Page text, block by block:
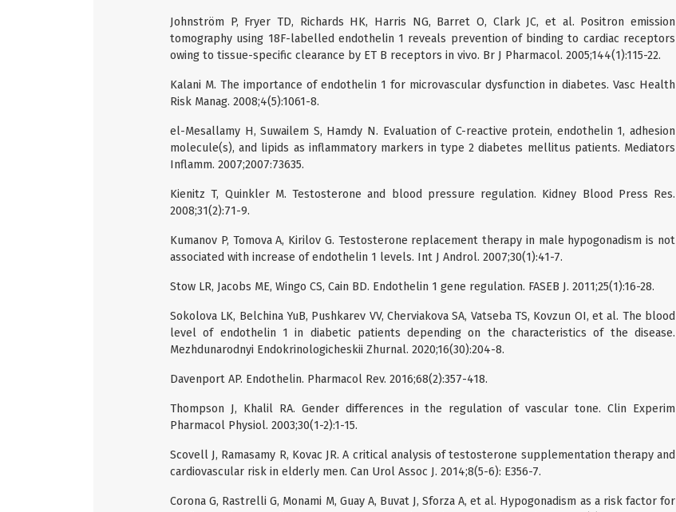
Johnström P, Fryer TD, Richards HK, Harris NG, Barret O, Clark JC, et al. Positron emission
tomography using 18F-labelled endothelin 1 reveals prevention of binding to cardiac receptors
owing to tissue-specific clearance by ET B receptors in vivo. Br J Pharmacol. 2005;144(1):115-22.
Kalani M. The importance of endothelin 1 for microvascular dysfunction in diabetes. Vasc Health
Risk Manag. 2008;4(5):1061-8.
el-Mesallamy H, Suwailem S, Hamdy N. Evaluation of C-reactive protein, endothelin 1, adhesion
molecule(s), and lipids as inflammatory markers in type 2 diabetes mellitus patients. Mediators
Inflamm. 2007;2007:73635.
Kienitz T, Quinkler M. Testosterone and blood pressure regulation. Kidney Blood Press Res.
2008;31(2):71-9.
Kumanov P, Tomova A, Kirilov G. Testosterone replacement therapy in male hypogonadism is not
associated with increase of endothelin 1 levels. Int J Androl. 2007;30(1):41-7.
Stow LR, Jacobs ME, Wingo CS, Cain BD. Endothelin 1 gene regulation. FASEB J. 2011;25(1):16-28.
Sokolova LK, Belchina YuB, Pushkarev VV, Cherviakova SA, Vatseba TS, Kovzun OI, et al. The blood
level of endothelin 1 in diabetic patients depending on the characteristics of the disease.
Mezhdunarodnyi Endokrinologicheskii Zhurnal. 2020;16(30):204-8.
Davenport AP. Endothelin. Pharmacol Rev. 2016;68(2):357-418.
Thompson J, Khalil RA. Gender differences in the regulation of vascular tone. Clin Experim
Pharmacol Physiol. 2003;30(1-2):1-15.
Scovell J, Ramasamy R, Kovac JR. A critical analysis of testosterone supplementation therapy and
cardiovascular risk in elderly men. Can Urol Assoc J. 2014;8(5-6): E356-7.
Corona G, Rastrelli G, Monami M, Guay A, Buvat J, Sforza A, et al. Hypogonadism as a risk factor for